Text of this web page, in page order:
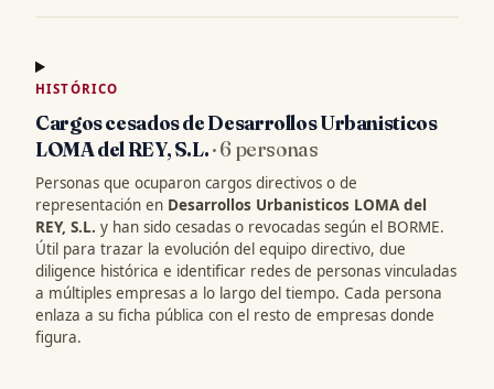
HISTÓRICO
Cargos cesados de Desarrollos Urbanisticos
LOMA del REY, S.L.· 6 personas
Personas que ocuparon cargos directivos o de
representación en Desarrollos Urbanisticos LOMA del
REY, S.L. y han sido cesadas o revocadas según el BORME.
Útil para trazar la evolución del equipo directivo, due
diligence histórica e identificar redes de personas vinculadas
a múltiples empresas a lo largo del tiempo. Cada persona
enlaza a su ficha pública con el resto de empresas donde
figura.